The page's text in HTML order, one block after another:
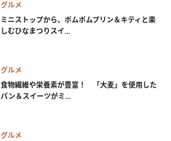
グルメ
ミニストップから、ポムポムプリン＆キティと楽
しむひなまつりスイ...
グルメ
食物繊維や栄養素が豊富！ 「大麦」を使用した
パン＆スイーツがミ...
グルメ